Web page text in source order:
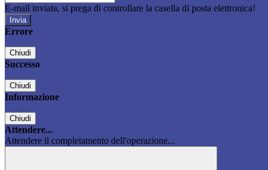
E-mail inviata, si prega di controllare la casella di posta elettronica!
Errore
Chiudi
Successo
Chiudi
Informazione
Chiudi
Attendere...
Attendere il completamento dell'operazione...